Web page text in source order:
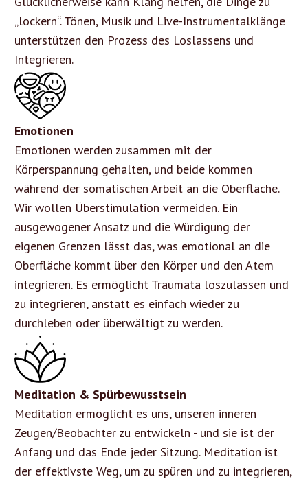
„lockern“. Tönen, Musik und Live-Instrumentalklänge
unterstützen den Prozess des Loslassens und
Integrieren.
Emotionen
Emotionen werden zusammen mit der
Körperspannung gehalten, und beide kommen
während der somatischen Arbeit an die Oberfläche.
Wir wollen Überstimulation vermeiden. Ein
ausgewogener Ansatz und die Würdigung der
eigenen Grenzen lässt das, was emotional an die
Oberfläche kommt über den Körper und den Atem
integrieren. Es ermöglicht Traumata loszulassen und
zu integrieren, anstatt es einfach wieder zu
durchleben oder überwältigt zu werden.
Meditation & Spürbewusstsein
Meditation ermöglicht es uns, unseren inneren
Zeugen/Beobachter zu entwickeln - und sie ist der
Anfang und das Ende jeder Sitzung. Meditation ist
der effektivste Weg, um zu spüren und zu integrieren,